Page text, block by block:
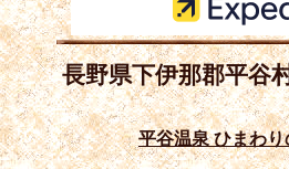
長野県下伊那郡平谷
平谷温泉 ひまわり